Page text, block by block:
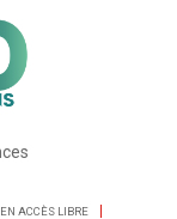
ACCÈS LIBRE